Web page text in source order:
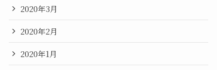
2020年3月
2020年2月
2020年1月